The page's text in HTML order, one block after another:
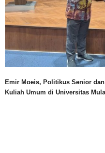
Emir Moeis, Politikus Senior
Kuliah Umum di Universitas